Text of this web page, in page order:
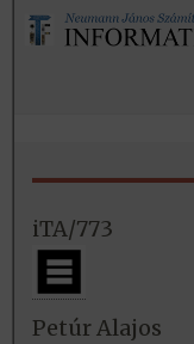
iTA/773
Petúr Alajos